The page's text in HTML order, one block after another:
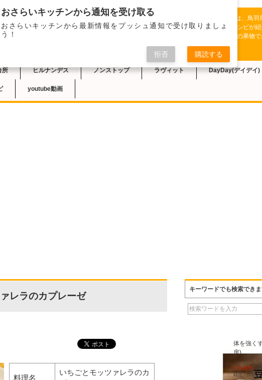
2023/3/21のNHK【きょうの料理】では、鳥
ごとモッツァレラのカプレーゼ」のレシピが
りとおしゃれな前菜。いろいろな季節の果物で
所 ヒルナンデス ノンストップ ラヴィット DayDay(デイデイ)
youtube動画
レラのカプレーゼ
料理名
いちごとモッツァレラのカ
キーワードでも検索でき
体を強く
房)
￥1,870
時点 -詳細は
おさらいキッチンから通知を受け取る
おさらいキッチンから最新情報をプッシュ通知で受け取りましょ
う！
拒否 購読する